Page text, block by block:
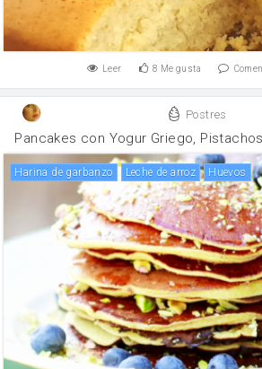
Leer 8 Me gusta
Postres
Pancakes con Yogur Griego,
harina de garbanzo leche de arroz huevos